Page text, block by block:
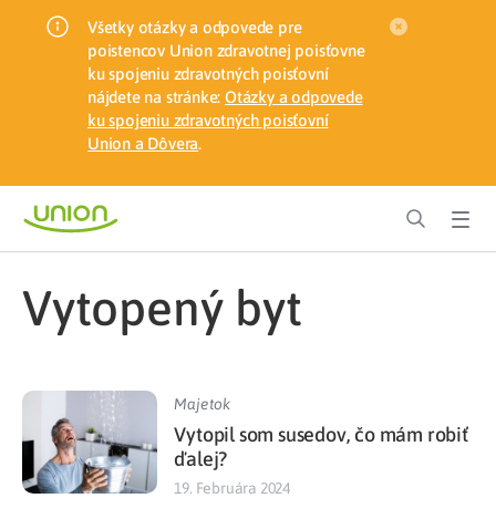
Všetky otázky a odpovede pre
poistencov Union zdravotnej poisťovne
ku spojeniu zdravotných poisťovní
nájdete na stránke: Otázky a odpovede
ku spojeniu zdravotných poisťovní
Union a Dôvera.
vytopený byt
Majetok
Vytopil som susedov, čo mám robiť
ďalej?
19. Februára 2024